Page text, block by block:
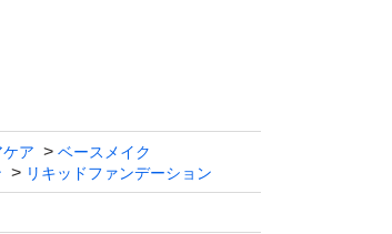
ク
通〜明るめの肌色）
ト＋ポアレス、SPF22
ア
ベースメイク
リキッドファンデーション